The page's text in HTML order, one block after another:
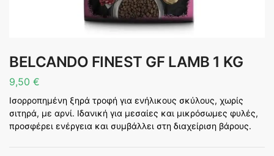
BELCANDO FINEST GF LAMB 1 KG
9,50 €
Ισορροπημένη ξηρά τροφή για ενήλικους σκύλους, χωρίς
σιτηρά, με αρνί. Ιδανική για μεσαίες και μικρόσωμες φυλές,
προσφέρει ενέργεια και συμβάλλει στη διαχείριση βάρους.